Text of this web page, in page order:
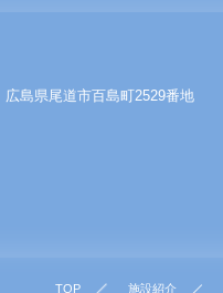
島県尾道市百島町2529番地
TOP 施設紹介